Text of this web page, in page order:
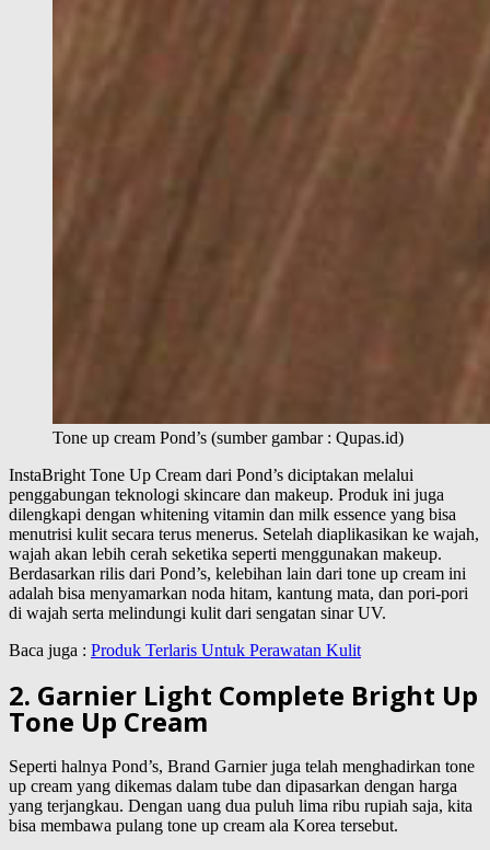
Tone up cream Pond’s (sumber gambar : Qupas.id)
InstaBright Tone Up Cream dari Pond’s diciptakan melalui
penggabungan teknologi skincare dan makeup. Produk ini juga
dilengkapi dengan whitening vitamin dan milk essence yang bisa
menutrisi kulit secara terus menerus. Setelah diaplikasikan ke wajah,
wajah akan lebih cerah seketika seperti menggunakan makeup.
Berdasarkan rilis dari Pond’s, kelebihan lain dari tone up cream ini
adalah bisa menyamarkan noda hitam, kantung mata, dan pori-pori
di wajah serta melindungi kulit dari sengatan sinar UV.
Baca juga : Produk Terlaris Untuk Perawatan Kulit
2. Garnier Light Complete Bright Up
Tone Up Cream
Seperti halnya Pond’s, Brand Garnier juga telah menghadirkan tone
up cream yang dikemas dalam tube dan dipasarkan dengan harga
yang terjangkau. Dengan uang dua puluh lima ribu rupiah saja, kita
bisa membawa pulang tone up cream ala Korea tersebut.